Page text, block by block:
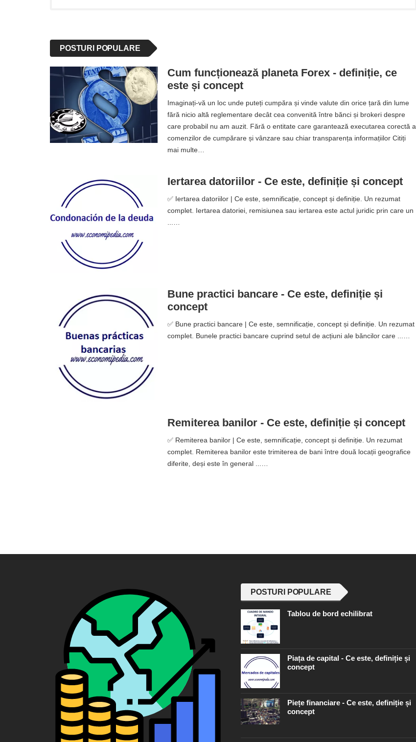
POSTURI POPULARE
Cum funcționează planeta Forex - definiție, ce
este și concept
Imaginați-vă un loc unde puteți cumpăra și vinde valute din orice țară din lume
fără nicio altă reglementare decât cea convenită între bănci și brokeri despre
care probabil nu am auzit. Fără o entitate care garantează executarea corectă a
comenzilor de cumpărare și vânzare sau chiar transparența informațiilor Citiți
mai multe…
Iertarea datoriilor - Ce este, definiție și concept
✅ Iertarea datoriilor | Ce este, semnificație, concept și definiție. Un rezumat
complet. Iertarea datoriei, remisiunea sau iertarea este actul juridic prin care un
Bune practici bancare - Ce este, definiție și
concept
✅ Bune practici bancare | Ce este, semnificație, concept și definiție. Un rezumat
complet. Bunele practici bancare cuprind setul de acțiuni ale băncilor care ...…
Remiterea banilor - Ce este, definiție și concept
✅ Remiterea banilor | Ce este, semnificație, concept și definiție. Un rezumat
complet. Remiterea banilor este trimiterea de bani între două locații geografice
diferite, deși este în general ...…
POSTURI POPULARE
Tablou de bord echilibrat
Piața de capital - Ce este, definiție și
concept
Piețe financiare - Ce este, definiție și
concept